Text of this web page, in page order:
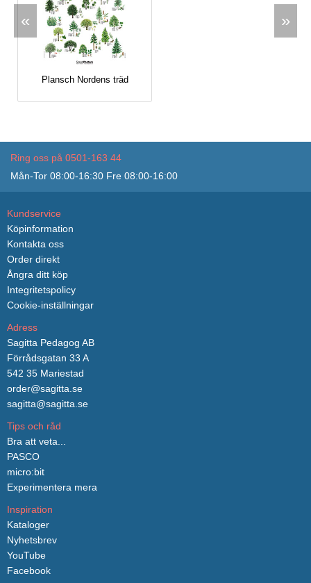
«
Plansch Nordens träd
»
Ring oss på 0501-163 44
Mån-Tor 08:00-16:30 Fre 08:00-16:00
Kundservice
Köpinformation
Kontakta oss
Order direkt
Ångra ditt köp
Integritetspolicy
Cookie-inställningar
Adress
Sagitta Pedagog AB
Förrådsgatan 33 A
542 35 Mariestad
order@sagitta.se
sagitta@sagitta.se
Tips och råd
Bra att veta...
PASCO
micro:bit
Experimentera mera
Inspiration
Kataloger
Nyhetsbrev
YouTube
Facebook